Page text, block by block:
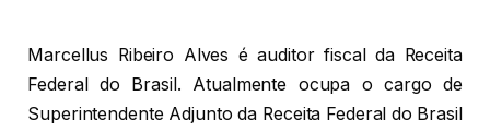
Marcellus Ribeiro Alves é auditor fiscal da Receita
Federal do Brasil. Atualmente ocupa o cargo de
Superintendente Adjunto da Receita Federal do Brasil